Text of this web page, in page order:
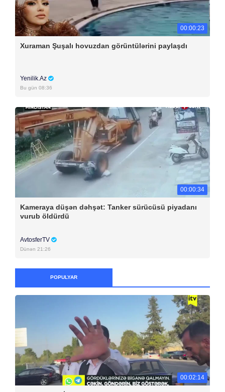
00:00:23
Xuraman Şuşalı hovuzdan görüntülərini paylaşdı
Yenilik.Az
Bu gün 08:36
00:00:34
Kameraya düşən dəhşət: Tanker sürücüsü piyadanı
vurub öldürdü
AvtosferTV
Dünən 21:26
POPULYAR
00:02:14